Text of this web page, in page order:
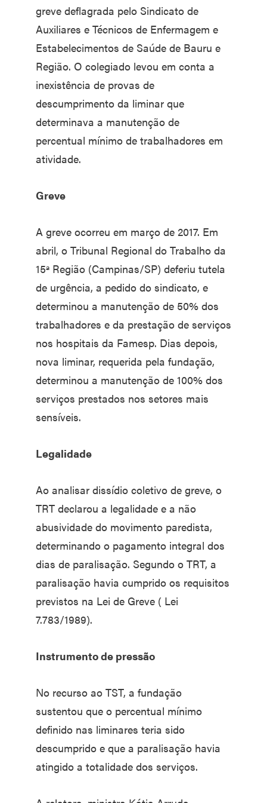
greve deflagrada pelo Sindicato de
Auxiliares e Técnicos de Enfermagem e
Estabelecimentos de Saúde de Bauru e
Região. O colegiado levou em conta a
inexistência de provas de
descumprimento da liminar que
determinava a manutenção de
percentual mínimo de trabalhadores em
atividade.
Greve
A greve ocorreu em março de 2017. Em
abril, o Tribunal Regional do Trabalho da
15ª Região (Campinas/SP) deferiu tutela
de urgência, a pedido do sindicato, e
determinou a manutenção de 50% dos
trabalhadores e da prestação de serviços
nos hospitais da Famesp. Dias depois,
nova liminar, requerida pela fundação,
determinou a manutenção de 100% dos
serviços prestados nos setores mais
sensíveis.
Legalidade
Ao analisar dissídio coletivo de greve, o
TRT declarou a legalidade e a não
abusividade do movimento paredista,
determinando o pagamento integral dos
dias de paralisação. Segundo o TRT, a
paralisação havia cumprido os requisitos
previstos na Lei de Greve ( Lei
7.783/1989).
Instrumento de pressão
No recurso ao TST, a fundação
sustentou que o percentual mínimo
definido nas liminares teria sido
descumprido e que a paralisação havia
atingido a totalidade dos serviços.